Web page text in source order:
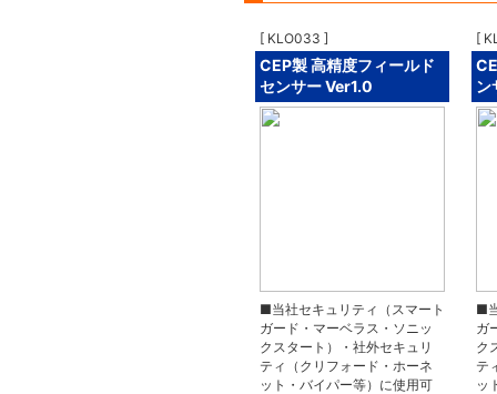
[ KLO033 ]
CEP製 高精度フィールド
センサー Ver1.0
■当社セキュリティ（スマート
ガード・マーベラス・ソニッ
クスタート）・社外セキュリ
ティ（クリフォード・ホーネ
ット・バイパー等）に使用可
[
ン
■
ガ
ク
テ
ッ